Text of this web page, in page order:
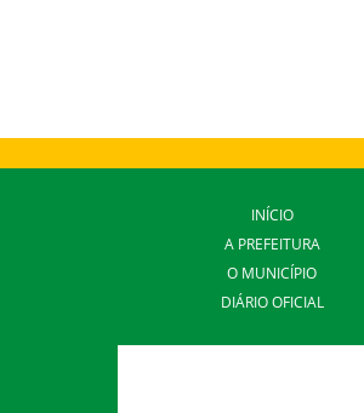
INÍCIO
A PREFEITURA
O MUNICÍPIO
DIÁRIO OFICIAL